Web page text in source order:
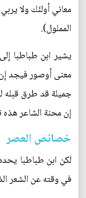
معاني أولئك ولا
المملول).
يشير ابن طباطبا
معنى أوصور فيجد
جميلة قد طرق قبله
إن محنة الشاعر هذه
خصائص العصر
لكن ابن طباطبا
في وقته عن الشعر